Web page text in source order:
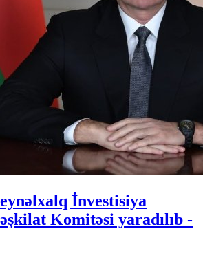
İnvestisiya
Komitəsi yaradılıb -